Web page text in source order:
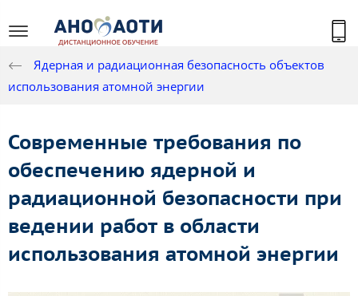
Ядерная и радиационная безопасность объектов
использования атомной энергии
Современные требования по
обеспечению ядерной и
радиационной безопасности при
ведении работ в области
использования атомной энергии